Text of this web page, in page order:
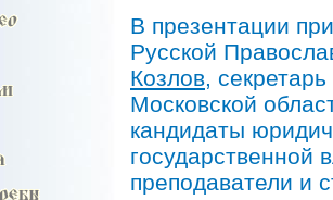
В презентации
Русской
Козлов,
Московской
кандидаты
государственной
преподаватели и